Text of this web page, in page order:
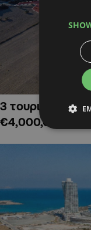
3 τουριστικά
€4,000,000